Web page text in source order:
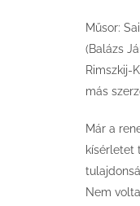
Műsor:
(Balázs
Rimszkij-
más
Már a
kísérletet
Nem